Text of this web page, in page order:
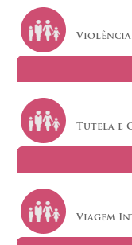
Violência
Tutela e
Viagem